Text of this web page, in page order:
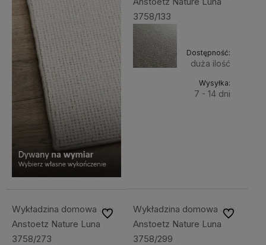
3758/133
Dostępność:
duża ilość
Wysyłka:
7 - 14 dni
Wykładzina domowa Jab
Anstoetz Nature Luna
3758/273
Do ulubionychWykładzina domowa Jab
Anstoetz Nature Luna
3758/299
Do